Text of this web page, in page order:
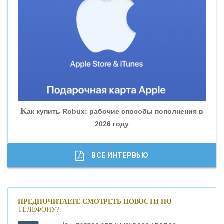
«ВНЕШПРОМБАНК»
«БАНК ГЛОБЭКС»
«СОВКОМБАНК»
«ГАЗПРОМБАНК»
«МОСКОВСКИЙ КРЕДИТНЫЙ БАНК»
Как купить Robux: рабочие способы пополнения в
2026 году
ВСЕ ИНТЕРВЬЮ
ПРЕДПОЧИТАЕТЕ СМОТРЕТЬ НОВОСТИ ПО
ТЕЛЕФОНУ?